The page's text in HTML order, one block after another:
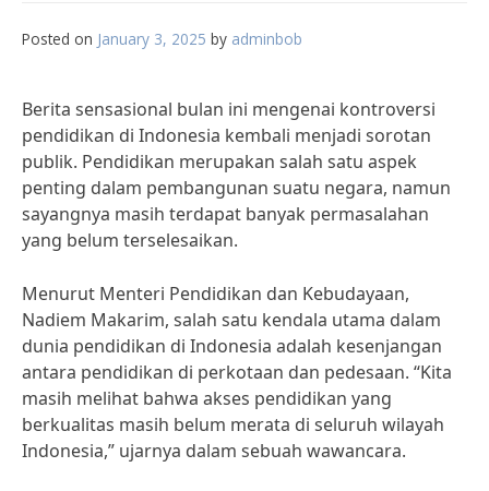
Posted on January 3, 2025 by adminbob
Berita sensasional bulan ini mengenai kontroversi
pendidikan di Indonesia kembali menjadi sorotan
publik. Pendidikan merupakan salah satu aspek
penting dalam pembangunan suatu negara, namun
sayangnya masih terdapat banyak permasalahan
yang belum terselesaikan.
Menurut Menteri Pendidikan dan Kebudayaan,
Nadiem Makarim, salah satu kendala utama dalam
dunia pendidikan di Indonesia adalah kesenjangan
antara pendidikan di perkotaan dan pedesaan. “Kita
masih melihat bahwa akses pendidikan yang
berkualitas masih belum merata di seluruh wilayah
Indonesia,” ujarnya dalam sebuah wawancara.